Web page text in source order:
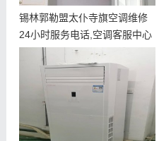
锡林郭勒盟太仆寺旗空调维修
24小时服务电话,空调客服中心